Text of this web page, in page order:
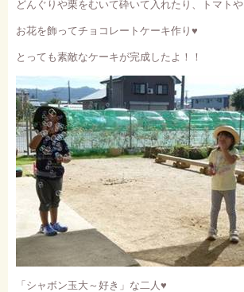
どんぐりや栗をむいて砕いて入れたり、トマトや
お花を飾ってチョコレートケーキ作り ♥
とっても素敵なケーキが完成したよ！！
「シャボン玉大～好き」な二人♥